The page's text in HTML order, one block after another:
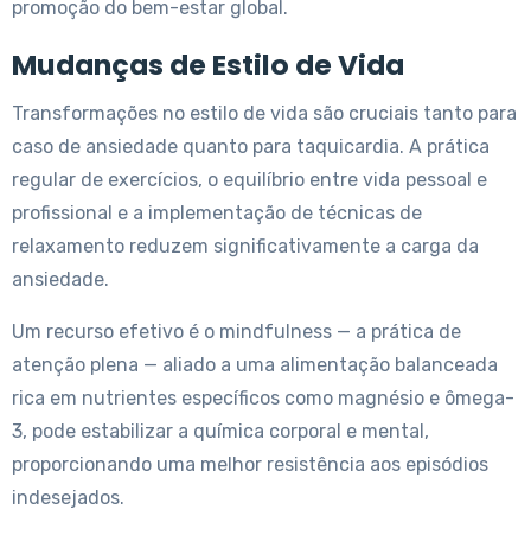
promoção do bem-estar global.
Mudanças de Estilo de Vida
Transformações no estilo de vida são cruciais tanto para
caso de ansiedade quanto para taquicardia. A prática
regular de exercícios, o equilíbrio entre vida pessoal e
profissional e a implementação de técnicas de
relaxamento reduzem significativamente a carga da
ansiedade.
Um recurso efetivo é o mindfulness — a prática de
atenção plena — aliado a uma alimentação balanceada
rica em nutrientes específicos como magnésio e ômega-
3, pode estabilizar a química corporal e mental,
proporcionando uma melhor resistência aos episódios
indesejados.